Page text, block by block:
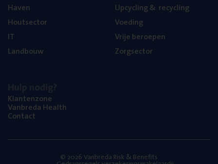
Haven
Hout­sec­tor
IT
Land­bouw
Upcy­cling& recycling
Voe­ding
Vrije beroe­pen
Zorg­sec­tor
Klan­ten­zo­ne
Van­b­re­da Health
Con­tact
© 2026 Vanbreda Risk & Benefits